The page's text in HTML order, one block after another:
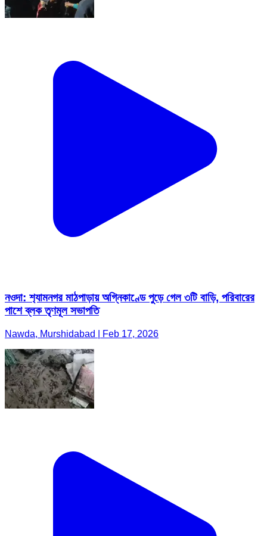
নওদা: শ‍্যামনগর মাঠপাড়ায় অগ্নিকাণ্ডে পুড়ে গেল ৩টি বাড়ি, পরিবারের
পাশে ব্লক তৃণমূল সভাপতি
Nawda, Murshidabad | Feb 17, 2026